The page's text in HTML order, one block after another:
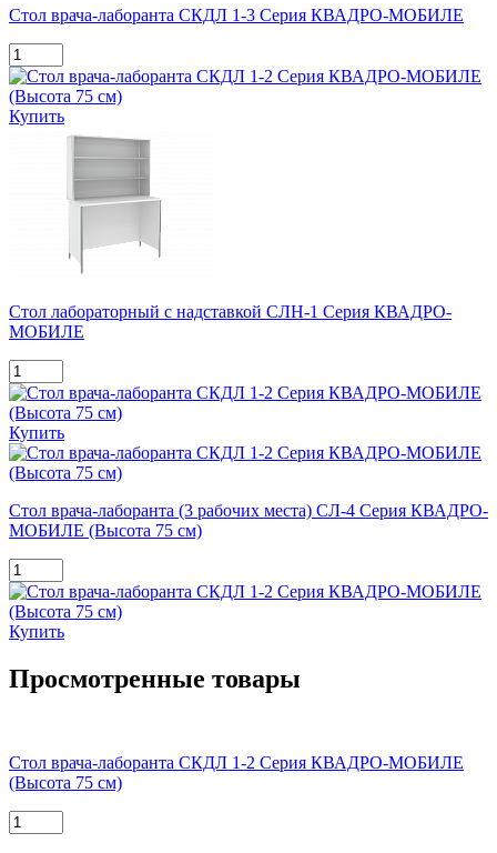
Стол врача-лаборанта СКДЛ 1-3 Серия КВАДРО-МОБИЛЕ
Купить
Стол лабораторный с надставкой СЛН-1 Серия КВАДРО-
МОБИЛЕ
Купить
Стол врача-лаборанта (3 рабочих места) СЛ-4 Серия КВАДРО-
МОБИЛЕ (Высота 75 см)
Купить
Просмотренные товары
Стол врача-лаборанта СКДЛ 1-2 Серия КВАДРО-МОБИЛЕ
(Высота 75 см)